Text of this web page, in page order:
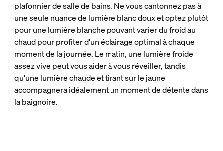
plafonnier de salle de bains. Ne vous cantonnez pas à
une seule nuance de lumière blanc doux et optez plutôt
pour une lumière blanche pouvant varier du froid au
chaud pour profiter d'un éclairage optimal à chaque
moment de la journée. Le matin, une lumière froide
assez vive peut vous aider à vous réveiller, tandis
qu'une lumière chaude et tirant sur le jaune
accompagnera idéalement un moment de détente dans
la baignoire.